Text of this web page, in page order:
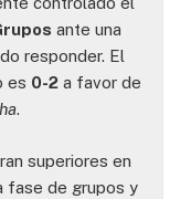
ante una
responder. El
es 0-2 a favor de
.
superiores en
fase de grupos y